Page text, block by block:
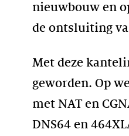
nieuwbouw en
de ontsluiting
Met deze
geworden. Op
met NAT en
DNS64 en